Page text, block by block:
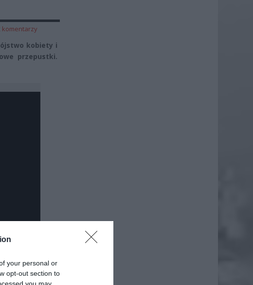
your personal or
opt-out section to
you may
komentarzy
kobiety i
przepustki.
Dodaj